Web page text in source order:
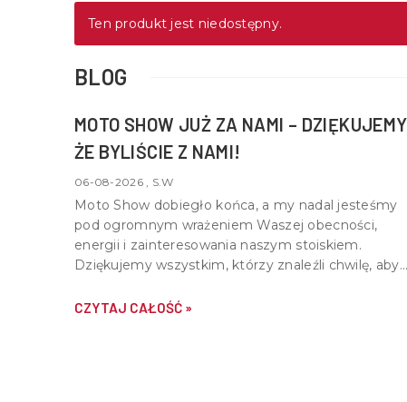
Ten produkt jest niedostępny.
BLOG
MOTO SHOW JUŻ ZA NAMI –
ŻE BYLIŚCIE Z NAMI!
06-08-2026 , S.W
Moto Show dobiegło końca, a my nadal jesteśmy
pod ogromnym wrażeniem Waszej obecności,
energii i zainteresowania naszym stoiskiem.
Dziękujemy wszystkim, którzy znaleźli chwilę, aby
quadach i wspólnej pasji do motoryzacji.
CZYTAJ CAŁOŚĆ »